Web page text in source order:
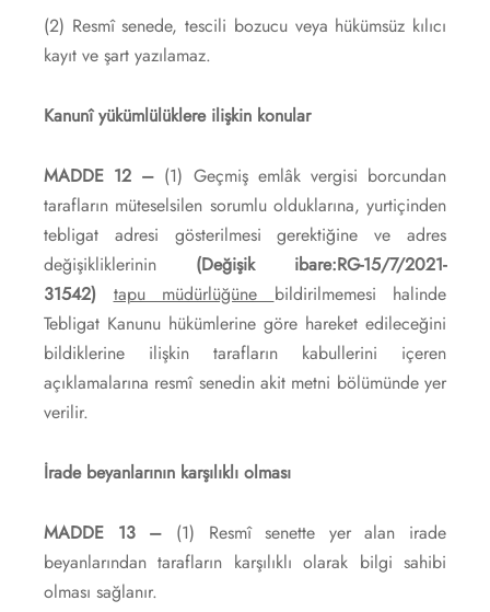
(2) Resmî senede, tescili bozucu veya hükümsüz kılıcı
kayıt ve şart yazılamaz.
Kanunî yükümlülüklere ilişkin konular
MADDE 12 – (1) Geçmiş emlâk vergisi borcundan
tarafların müteselsilen sorumlu olduklarına, yurtiçinden
tebligat adresi gösterilmesi gerektiğine ve adres
değişikliklerinin (Değişik ibare:RG-15/7/2021-
31542) tapu müdürlüğüne bildirilmemesi halinde
Tebligat Kanunu hükümlerine göre hareket edileceğini
bildiklerine ilişkin tarafların kabullerini içeren
açıklamalarına resmî senedin akit metni bölümünde yer
verilir.
İrade beyanlarının karşılıklı olması
MADDE 13 – (1) Resmî senette yer alan irade
beyanlarından tarafların karşılıklı olarak bilgi sahibi
olması sağlanır.